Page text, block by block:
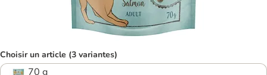
Choisir un article (3 variantes)
70 g